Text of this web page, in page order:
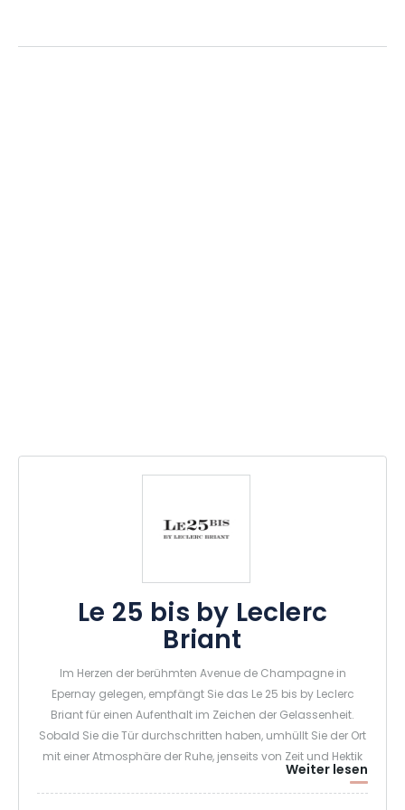
Le 25 bis by Leclerc
Briant
Im Herzen der berühmten Avenue de Champagne in
Epernay gelegen, empfängt Sie das Le 25 bis by Leclerc
Briant für einen Aufenthalt im Zeichen der Gelassenheit.
Sobald Sie die Tür durchschritten haben, umhüllt Sie der Ort
mit einer Atmosphäre der Ruhe, jenseits von Zeit und Hektik
der Welt. Sie tauchen direkt in die Welt des Hauses ein und
fühlen sich von nun an wie zu Hause.
Weiter lesen